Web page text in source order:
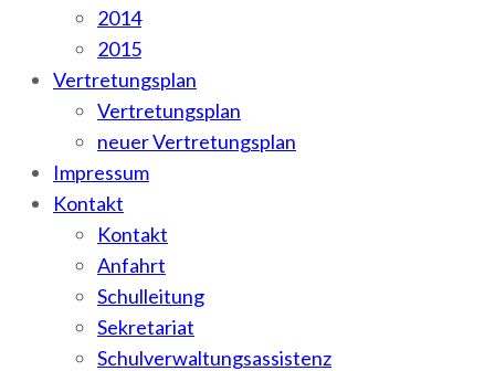
2014
2015
Vertretungsplan
Vertretungsplan
neuer Vertretungsplan
Impressum
Kontakt
Kontakt
Anfahrt
Schulleitung
Sekretariat
Schulverwaltungsassistenz